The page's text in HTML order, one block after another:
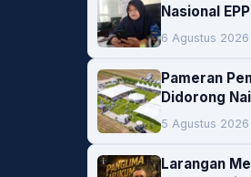
Nasional
Besar di
6 Agustus 2026
Pameran
Didorong
Artis hingga
Prioritas
5 Agustus 2026
Larangan